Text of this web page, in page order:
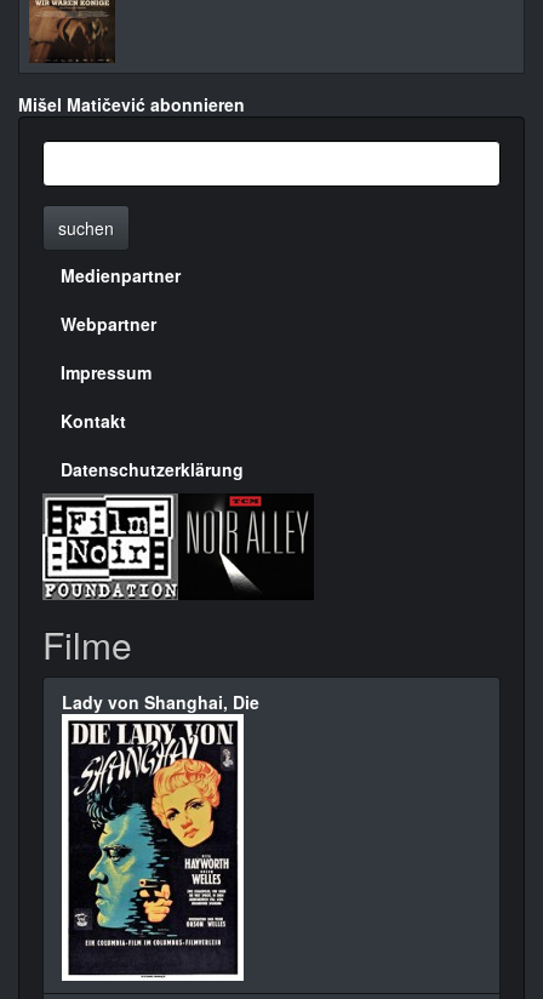
Mišel Matičević abonnieren
suchen
Menülinks
rechte
Seite
Medienpartner
Webpartner
Impressum
Kontakt
Datenschutzerklärung
Filme
Lady von Shanghai, Die